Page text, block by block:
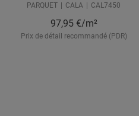
PARQUET CALA CAL7450
97,95 €/m²
Prix de détail recommandé (PDR)